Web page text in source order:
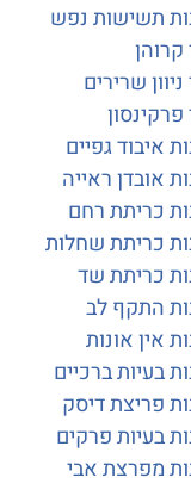
נפש
גפיים
ראייה
רחם
שחלות
שד
לב
ברכיים
דיסק
פרקים
אבי